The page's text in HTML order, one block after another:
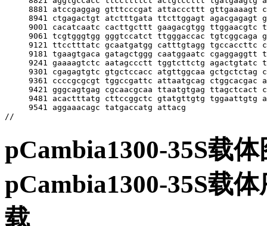
pCambia1300-35S载
pCambia1300-35S载
载